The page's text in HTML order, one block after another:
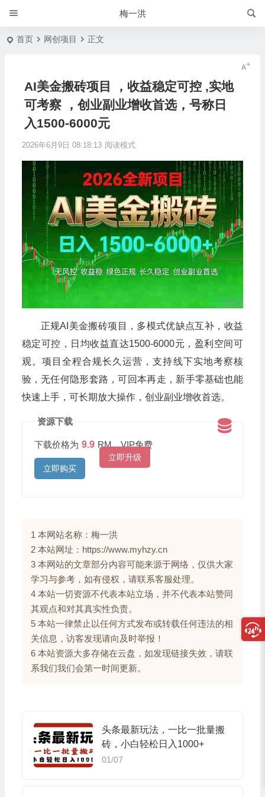
梅一洪
首页 网创项目 正文
AI美金搬砖项目 ，收益稳定可控 ,实地
可考察 ，创业副业增收首选，号称日
入1500-6000元
2026年6月9日 08:18:13 阅读模式
正规AI美金搬砖项目，多模式优缺点互补，收益
稳定可控，日均收益直达1500-6000元，盈利空间可
观。项目全程合规长久运营，支持线下实地考察核
验，无任何隐形套路，可回本再走，新手零基础也能
快速上手，可长期放大操作，创业副业增收首选。
资源下载
下载价格为 9.9 RM，VIP免费
立即升级
立即购买
1 本网站名称：梅一洪
2 本站网址：https://www.myhzy.cn
3 本网站的文章部分内容可能来源于网络，仅供大家
学习与参考，如有侵权，请联系客服处理。
4 本站一切资源不代表本站立场，并不代表本站赞同
其观点和对其真实性负责。
5 本站一律禁止以任何方式发布或转载任何违法的相
关信息，访客发现请向及时举报！
6 本站资源大多存储在云盘，如发现链接失效，请联
系我们我们会第一时间更新。
头条最新玩法，一比一批量搬
砖，小白轻松日入1000+
01/07